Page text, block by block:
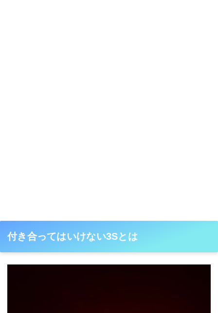
付き合ってはいけない3Sとは